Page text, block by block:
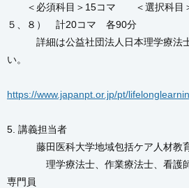
＜必須科目＞15コマ ＜選択科目＞
５、８） 計20コマ 各90分
詳細は公益社団法人日本理学療法士
い。
https://www.japanpt.or.jp/pt/
5. 講義担当者
藤田医科大学地域包括ケア人材教育
理学療法士、作業療法士、看護師
専門員